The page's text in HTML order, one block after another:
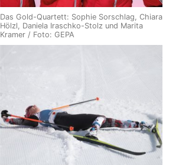
Das Gold-Quartett: Sophie Sorschlag, Chiara
Hölzl, Daniela Iraschko-Stolz und Marita
Kramer / Foto: GEPA